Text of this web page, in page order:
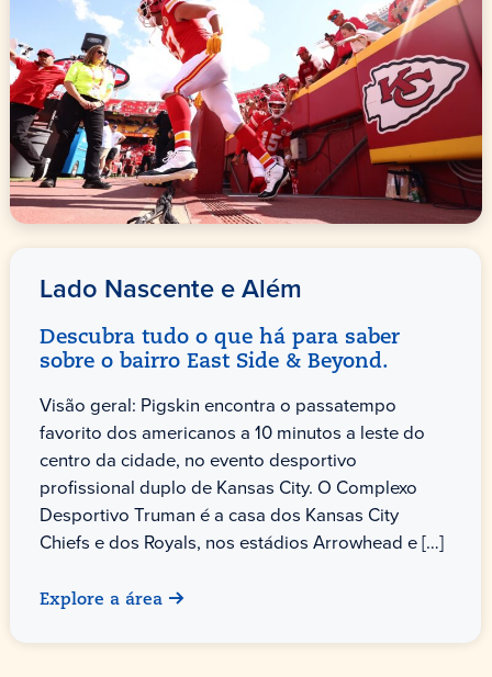
Lado Nascente e Além
Descubra tudo o que há para saber
sobre o bairro East Side & Beyond.
Visão geral: Pigskin encontra o passatempo
favorito dos americanos a 10 minutos a leste do
centro da cidade, no evento desportivo
profissional duplo de Kansas City. O Complexo
Desportivo Truman é a casa dos Kansas City
Chiefs e dos Royals, nos estádios Arrowhead e […]
Explore a área